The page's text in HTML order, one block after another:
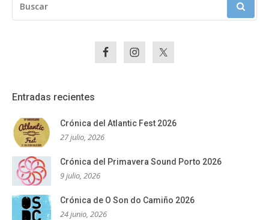
Entradas recientes
Crónica del Atlantic Fest 2026
27 julio, 2026
Crónica del Primavera Sound Porto 2026
9 julio, 2026
Crónica de O Son do Camiño 2026
24 junio, 2026